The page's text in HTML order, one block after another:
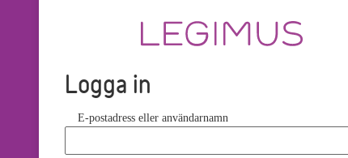
Logga in
E-postadress eller användarnamn